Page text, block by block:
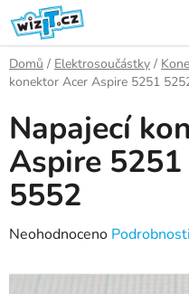
Přejít
na
obsah
Domů / Elektrosoučástky /
konektor Acer Aspire 5251
Napajecí
Aspire
5552
Průměrné
Neohodnoceno